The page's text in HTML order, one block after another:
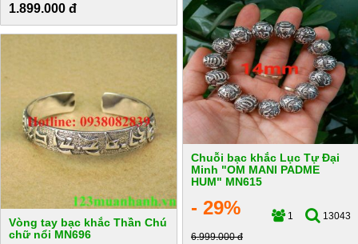
1.899.000 đ
Chuỗi bạc khắc Lục Tự Đại
Minh "OM MANI PADME
HUM" MN615
- 29% 1
13043
6.999.000 đ
Vòng tay bạc khắc Thần Chú
chữ nổi MN696